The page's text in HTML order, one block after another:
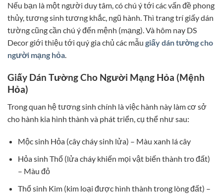
Nếu bạn là một người duy tâm, có chú ý tới các vấn đề phong
thủy, tương sinh tương khắc, ngũ hành. Thì trang trí giấy dán
tường cũng cần chú ý đến mệnh (mạng). Và hôm nay DS
Decor giới thiệu tới quý gia chủ các mẫu giấy dán tường cho
người mạng hỏa.
Giấy Dán Tường Cho Người Mạng Hỏa (Mệnh
Hỏa)
Trong quan hệ tương sinh chính là việc hành này làm cơ sở
cho hành kia hình thành và phát triển, cụ thể như sau:
Mộc sinh Hỏa (cây cháy sinh lửa) – Màu xanh lá cây
Hỏa sinh Thổ (lửa cháy khiến mọi vật biến thành tro đất)
– Màu đỏ
Thổ sinh Kim (kim loại được hình thành trong lòng đất) –